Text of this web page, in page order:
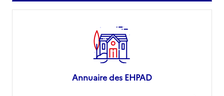
Annuaire des EHPAD